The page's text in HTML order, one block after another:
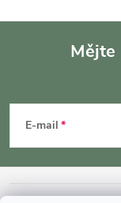
p
Mějte
E-mail